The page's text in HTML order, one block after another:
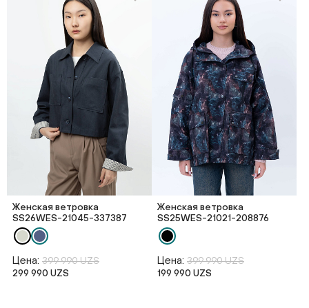
Женская ветровка
SS26WES-21045-337387
Цена: 399 990 UZS
299 990 UZS
Женская ветровка
SS25WES-21021-208876
Цена: 399 990 UZS
199 990 UZS